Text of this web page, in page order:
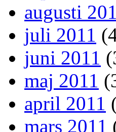
augusti
juli 2011
juni 2011
maj 2011
april 2011
mars 2011